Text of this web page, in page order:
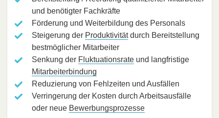
und benötigter Fachkräfte
Förderung und Weiterbildung des Personals
Steigerung der Produktivitätdurch Bereitstellung
bestmöglicher Mitarbeiter
Senkung der Fluktuationsrate und langfristige
Mitarbeiterbindung
Reduzierung von Fehlzeiten und Ausfällen
Verringerung der Kosten durch Arbeitsausfälle
oder neue Bewerbungsprozesse